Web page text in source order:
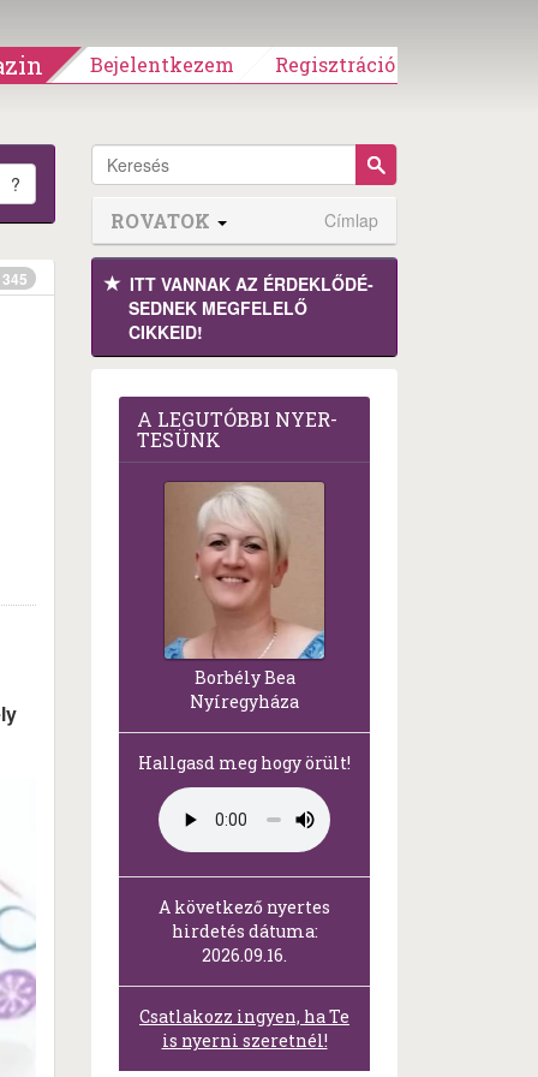
Bejelentkezem Regisztráció
?
345
ROVATOK Címlap
ITT VANNAK AZ ÉRDEK­LŐDÉ­
SEDNEK MEGFE­LELŐ
CIKKEID!
A LEG­U­TÓB­BI NYER­
TE­SÜNK
Borbély Bea
Nyíregyháza
Hallgasd meg hogy örült!
A következő nyertes
hirdetés dátuma:
2026.09.16.
Csatlakozz ingyen, ha Te
is nyerni szeretnél!